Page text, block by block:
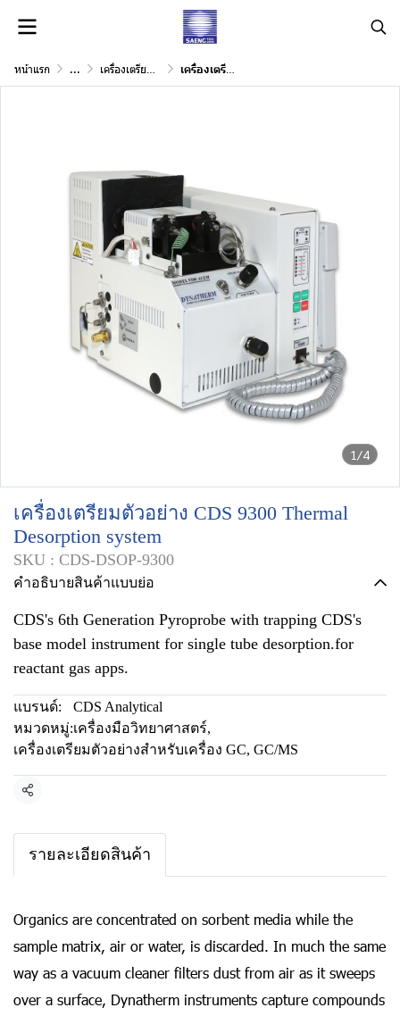
หน้าแรก ... เครื่องเตรียมตัวอย่างสำหรับเครื่อง GC, GC/MS เครื่องเตรียมตัวอย่าง CDS 9300 Thermal Desorption system
1/4
เครื่องเตรียมตัวอย่าง CDS 9300 Thermal
Desorption system
SKU : CDS-DSOP-9300
คำอธิบายสินค้าแบบย่อ
CDS's 6th Generation Pyroprobe with trapping CDS's
base model instrument for single tube desorption.for
reactant gas apps.
แบรนด์:
CDS Analytical
หมวดหมู่:เครื่องมือวิทยาศาสตร์,
เครื่องเตรียมตัวอย่างสำหรับเครื่อง GC, GC/MS
แชร์
รายละเอียดสินค้า
Organics are concentrated on sorbent media while the
sample matrix, air or water, is discarded. In much the same
way as a vacuum cleaner filters dust from air as it sweeps
over a surface, Dynatherm instruments capture compounds